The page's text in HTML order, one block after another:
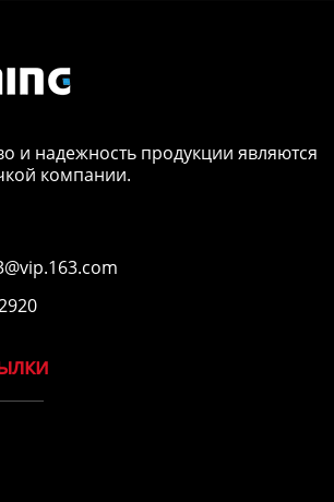
и надежность продукции являются
компании.